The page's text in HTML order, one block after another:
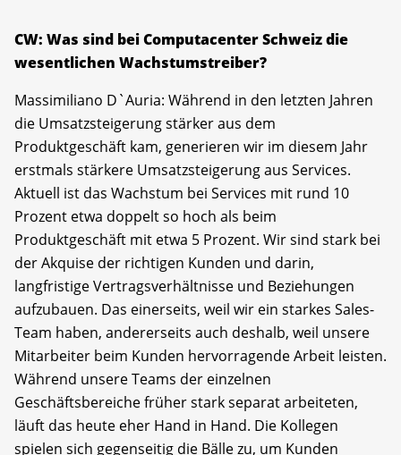
CW: Was sind bei Computacenter Schweiz die
wesentlichen Wachstumstreiber?
Massimiliano D`Auria: Während in den letzten Jahren
die Umsatzsteigerung stärker aus dem
Produktgeschäft kam, generieren wir im diesem Jahr
erstmals stärkere Umsatzsteigerung aus Services.
Aktuell ist das Wachstum bei Services mit rund 10
Prozent etwa doppelt so hoch als beim
Produktgeschäft mit etwa 5 Prozent. Wir sind stark bei
der Akquise der richtigen Kunden und darin,
langfristige Vertragsverhältnisse und Beziehungen
aufzubauen. Das einerseits, weil wir ein starkes Sales-
Team haben, andererseits auch deshalb, weil unsere
Mitarbeiter beim Kunden hervorragende Arbeit leisten.
Während unsere Teams der einzelnen
Geschäftsbereiche früher stark separat arbeiteten,
läuft das heute eher Hand in Hand. Die Kollegen
spielen sich gegenseitig die Bälle zu, um Kunden